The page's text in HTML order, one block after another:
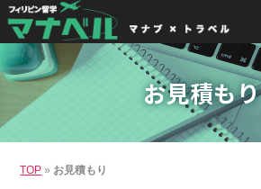
「マ
ナ
ベ
セ
ブ
島
学・
お見積もり
TOP » お見積もり